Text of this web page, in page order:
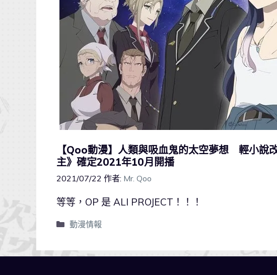
【Qoo動漫】人類與吸血鬼的太空夢想 輕小說
主》確定2021年10月開播
2021/07/22 作者: Mr. Qoo
等等，OP 是 ALI PROJECT！！！
動漫情報